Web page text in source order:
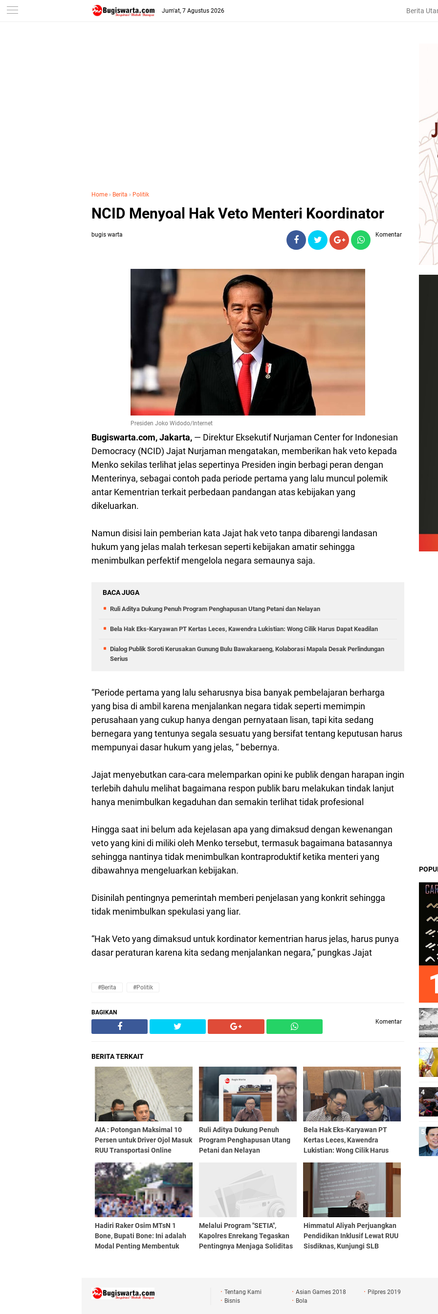
-->
Jum'at, 7 Agustus 2026 Berita
Home › Berita › Politik
NCID Menyoal Hak Veto Menteri Koordinator
bugis warta Komentar
Presiden Joko Widodo/Internet
Bugiswarta.com, Jakarta, — Direktur Eksekutif Nurjaman Center for Indonesian
Democracy (NCID) Jajat Nurjaman mengatakan, memberikan hak veto kepada
Menko sekilas terlihat jelas sepertinya Presiden ingin berbagi peran dengan
Menterinya, sebagai contoh pada periode pertama yang lalu muncul polemik
antar Kementrian terkait perbedaan pandangan atas kebijakan yang
dikeluarkan.
Namun disisi lain pemberian kata Jajat hak veto tanpa dibarengi landasan
hukum yang jelas malah terkesan seperti kebijakan amatir sehingga
menimbulkan perfektif mengelola negara semaunya saja.
BACA JUGA
Ruli Aditya Dukung Penuh Program Penghapusan Utang Petani dan Nelayan
Bela Hak Eks-Karyawan PT Kertas Leces, Kawendra Lukistian: Wong Cilik Harus Dapat Keadilan
Dialog Publik Soroti Kerusakan Gunung Bulu Bawakaraeng, Kolaborasi Mapala Desak Perlindungan
Serius
“Periode pertama yang lalu seharusnya bisa banyak pembelajaran berharga
yang bisa di ambil karena menjalankan negara tidak seperti memimpin
perusahaan yang cukup hanya dengan pernyataan lisan, tapi kita sedang
bernegara yang tentunya segala sesuatu yang bersifat tentang keputusan harus
mempunyai dasar hukum yang jelas, “ bebernya.
Jajat menyebutkan cara-cara melemparkan opini ke publik dengan harapan ingin
terlebih dahulu melihat bagaimana respon publik baru melakukan tindak lanjut
hanya menimbulkan kegaduhan dan semakin terlihat tidak profesional
Hingga saat ini belum ada kejelasan apa yang dimaksud dengan kewenangan
veto yang kini di miliki oleh Menko tersebut, termasuk bagaimana batasannya
sehingga nantinya tidak menimbulkan kontraproduktif ketika menteri yang
dibawahnya mengeluarkan kebijakan.
Disinilah pentingnya pemerintah memberi penjelasan yang konkrit sehingga
tidak menimbulkan spekulasi yang liar.
“Hak Veto yang dimaksud untuk kordinator kementrian harus jelas, harus punya
dasar peraturan karena kita sedang menjalankan negara,” pungkas Jajat
#Berita #Politik
BAGIKAN
Komentar
BERITA TERKAIT
AIA : Potongan Maksimal 10
Persen untuk Driver Ojol Masuk
RUU Transportasi Online
Ruli Aditya Dukung Penuh
Program Penghapusan Utang
Petani dan Nelayan
Bela Hak Eks-Karyawan PT
Kertas Leces, Kawendra
Lukistian: Wong Cilik Harus
Hadiri Raker Osim MTsN 1
Bone, Bupati Bone: Ini adalah
Modal Penting Membentuk
Melalui Program "SETIA",
Kapolres Enrekang Tegaskan
Pentingnya Menjaga Soliditas
Himmatul Aliyah Perjuangkan
Pendidikan Inklusif Lewat RUU
Sisdiknas, Kunjungi SLB
Tentang Kami Asian Games 2018
Pilpres 2019
Bisnis
Bola